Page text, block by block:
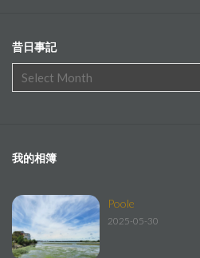
昔日事記
我的相簿
Poole
2025-05-30